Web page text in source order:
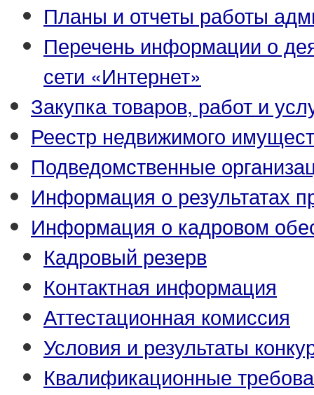
Планы и отчеты работы
Перечень информации о
сети «Интернет»
Закупка товаров, работ и
Реестр недвижимого
Подведомственные
Информация о результатах
Информация о кадровом
Кадровый резерв
Контактная информация
Аттестационная комиссия
Условия и результаты
Квалификационные